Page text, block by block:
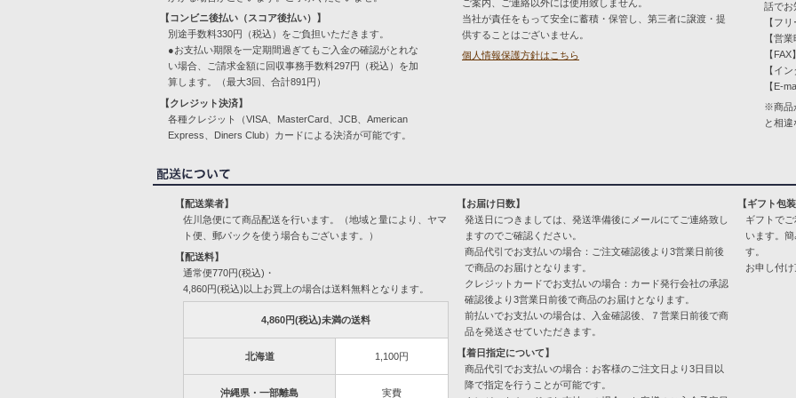
【コンビニ後払い（スコア後払い）】
別途手数料330円（税込）をご負担いただきます。
●お支払い期限を一定期間過ぎてもご入金の確認がとれな
い場合、ご請求金額に回収事務手数料297円（税込）を加
算します。（最大3回、合計891円）
【クレジット決済】
各種クレジット（VISA、MasterCard、JCB、American
Express、Diners Club）カードによる決済が可能です。
ご案内、ご連絡以外には使用致しません。
当社が責任をもって安全に蓄積・保管し、第三者に譲渡・提
供することはございません。
個人情報保護方針はこちら
話でお
【フ
【営
【
【イ
【E-
※商品
と相
【配送業者】
佐川急便にて商品配送を行います。（地域と量により、ヤマ
ト便、郵パックを使う場合もございます。）
【配送料】
通常便770円(税込)・
4,860円(税込)以上お買上の場合は送料無料となります。
4,860円(税込)未満の送料
北海道 1,100円
沖縄県・一部離島 実費
【お届け日数】
発送日につきましては、発送準備後にメールにてご連絡致し
ますのでご確認ください。
商品代引でお支払いの場合：ご注文確認後より3営業日前後
で商品のお届けとなります。
クレジットカードでお支払いの場合：カード発行会社の承認
確認後より3営業日前後で商品のお届けとなります。
前払いでお支払いの場合は、入金確認後、７営業日前後で商
品を発送させていただきます。
【着日指定について】
商品代引でお支払いの場合：お客様のご注文日より3日目以
降で指定を行うことが可能です。
【ギフト包
ギフトで
います。
す。
お申し付